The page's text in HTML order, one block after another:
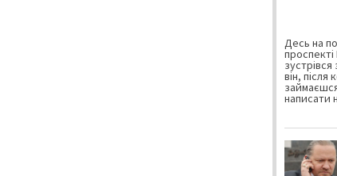
Десь на
він, після
написати